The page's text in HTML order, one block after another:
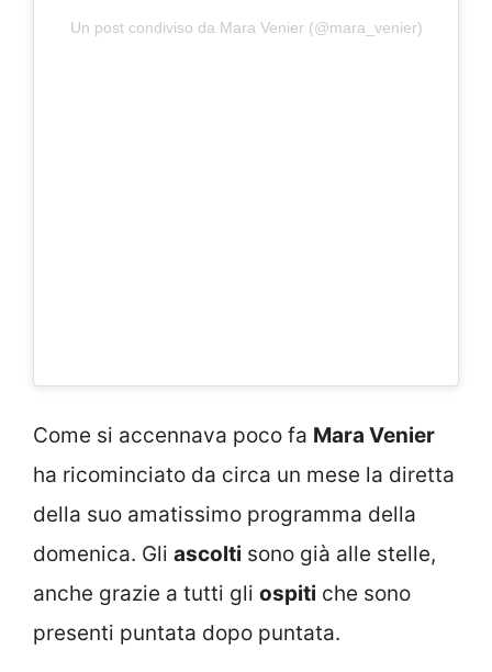
Un post condiviso da Mara Venier (@mara_venier)
Come si accennava poco fa Mara Venier
ha ricominciato da circa un mese la diretta
della suo amatissimo programma della
domenica. Gli ascolti sono già alle stelle,
anche grazie a tutti gli ospiti che sono
presenti puntata dopo puntata.